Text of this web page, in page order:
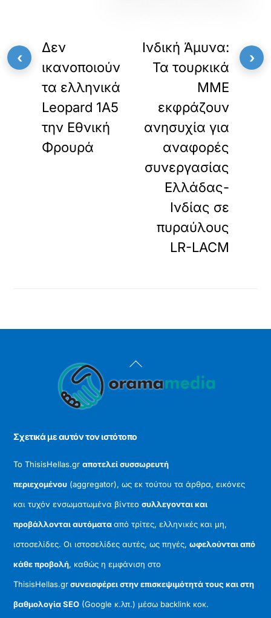
Δεν
ικανοποιούν
τα ελληνικά
Leopard 1A5
την Εθνική
Φρουρά
Ινδική Άμυνα:
Τα τουρκικά
ΜΜΕ
εκφράζουν
ανησυχία για
αναφορές
συνεργασίας
Ελλάδας-
Ινδίας σε
πυραύλους
LR-LACM
Back
To
Σχετικά με αυτόν τον ιστότοπο
Το ThisisHellas.grαποτελεί συσσωρευτή
περιεχομένου (aggregator), ως εκ τούτου τα άρθρα, εικόνες
και τυχόν ενσωματωμένα βίντεοσυλλεγονται και
προβάλλονται αυτόματααπό τρίτες, ελληνικές και μη,
ιστοσελίδες. Οι ιστοσελίδες αυτές, ως πηγές,ωφελούνται από
κάθε προβολή, καθώς η εμφάνιση στο
ThisisHellas.grσυνεισφέρει στην επισκεψιμότητά τους και στη
βαθμολογία SEO (Google κ.λπ.) μέσω backlink κοκ.
‹ ›